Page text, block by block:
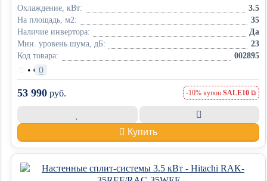
Охлаждение, кВт:
3.5
На площадь, м2:
35
Наличие инвертора:
Да
Мин. уровень шума, дБ:
23
Код товара:
002895
• 0
53 990 руб. -10% купон SALE10
Купить